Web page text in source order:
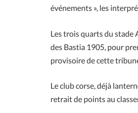
événements », les
Les trois quarts du stade
des Bastia 1905, pour
provisoire de cette
Le club corse, déjà
retrait de points au